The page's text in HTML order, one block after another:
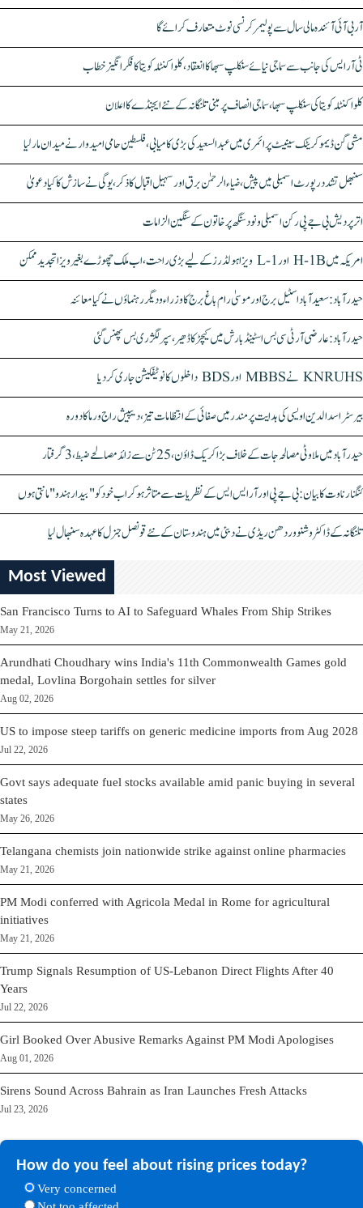
آر بی آئی آئندہ مالی سال سے پولیمر کرنسی نوٹ متعارف کرائے گا
ٹی آر ایس کی جانب سے سماجی نیائے سنکلپ سبھا کا انعقاد، کلواکنٹلہ کویتا کا فکر انگیز خطاب
کلواکنٹلہ کویتا کی سنکلپ سبھا، سماجی انصاف پر مبنی تلنگانہ کے نئے ایجنڈے کا اعلان
مشی گن ڈیموکریٹک سینیٹ پرائمری میں عبدالسعید کی بڑی کامیابی، فلسطین حامی امیدوار نے میدان مار لیا
سنبھل تشدد رپورٹ اسمبلی میں پیش، ضیاء الرحمٰن برق اور سہیل اقبال کا ذکر، یوگی نے سازش کا کیا دعویٰ
اتر پردیش بی جے پی رکن اسمبلی ونود سنگھ پر خاتون کے سنگین الزامات
امریکہ میں H-1B اور L-1 ویزا ہولڈرز کے لیے بڑی راحت، اب ملک چھوڑے بغیر ویزا تجدید ممکن
حیدرآباد: سعیدآباد اسٹیل برج اور موسیٰ رام باغ برج کا وزراء و دیگر رہنماؤں نے کیا معائنہ
حیدرآباد: عارضی آر ٹی سی بس اسٹینڈ بارش میں کیچڑ کا ڈھیر، سپر لگژری بس پھنس گئی
KNRUHS نے MBBS اور BDS داخلوں کا نوٹیفکیشن جاری کر دیا
بیرسٹر اسدالدین اویسی کی ہدایت پر مندر میں صفائی کے انتظامات تیز، دیپیش راج ورما کا دورہ
حیدرآباد میں ملاوٹی مصالحہ جات کے خلاف بڑا کریک ڈاؤن، 25 ٹن سے زائد مصالحے ضبط، 3 گرفتار
کنگنا رناوت کا بیان: بی جے پی اور آر ایس ایس کے نظریات سے متاثر ہو کر اب خود کو "بیدار ہندو" مانتی ہوں
تلنگانہ کے ڈاکٹر وشنو وردھن ریڈی نے دبئی میں ہندوستان کے نئے قونصل جنرل کا عہدہ سنبھال لیا
Most Viewed
San Francisco Turns to AI to Safeguard Whales From Ship Strikes
May 21, 2026
Arundhati Choudhary wins India's 11th Commonwealth Games gold
medal, Lovlina Borgohain settles for silver
Aug 02, 2026
US to impose steep tariffs on generic medicine imports from Aug 2028
Jul 22, 2026
Govt says adequate fuel stocks available amid panic buying in several
states
May 26, 2026
Telangana chemists join nationwide strike against online pharmacies
May 21, 2026
PM Modi conferred with Agricola Medal in Rome for agricultural
initiatives
May 21, 2026
Trump Signals Resumption of US-Lebanon Direct Flights After 40
Years
Jul 22, 2026
Girl Booked Over Abusive Remarks Against PM Modi Apologises
Aug 01, 2026
Sirens Sound Across Bahrain as Iran Launches Fresh Attacks
Jul 23, 2026
How do you feel about rising prices today?
Very concerned